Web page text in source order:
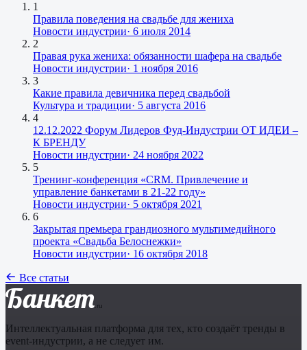
1
Правила поведения на свадьбе для жениха
Новости индустрии· 6 июля 2014
2
Правая рука жениха: обязанности шафера на свадьбе
Новости индустрии· 1 ноября 2016
3
Какие правила девичника перед свадьбой
Культура и традиции· 5 августа 2016
4
12.12.2022 Форум Лидеров Фуд-Индустрии ОТ ИДЕИ –
К БРЕНДУ
Новости индустрии· 24 ноября 2022
5
Тренинг-конференция «CRM. Привлечение и
управление банкетами в 21-22 году»
Новости индустрии· 5 октября 2021
6
Закрытая премьера грандиозного мультимедийного
проекта «Свадьба Белоснежки»
Новости индустрии· 16 октября 2018
Все статьи
Банкет.ru
Интеллектуальная платформа для тех, кто создаёт тренды в
event-индустрии, а не следует им.